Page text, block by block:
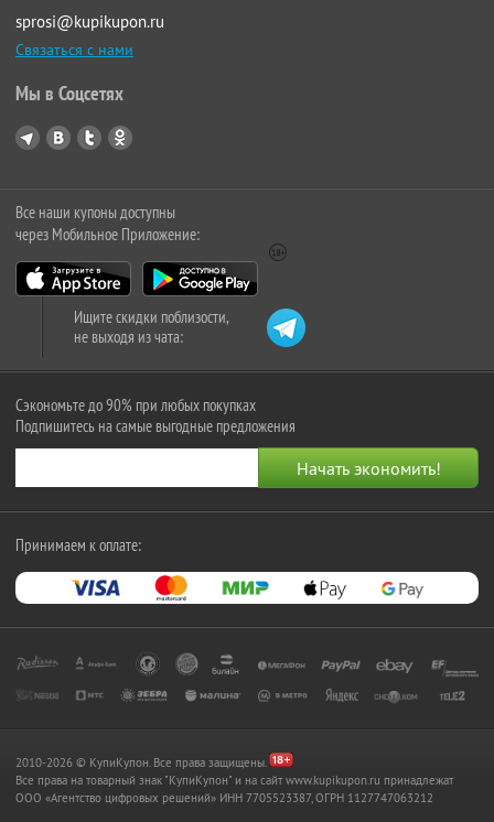
sprosi@kupikupon.ru
Связаться с нами
Мы в Соцсетях
Все наши купоны доступны
через Мобильное Приложение:
Ищите скидки поблизости,
не выходя из чата:
Сэкономьте до 90% при любых покупках
Подпишитесь на самые выгодные предложения
Принимаем к оплате:
2010-2026 © КупиКупон. Все права защищены.
Все права на товарный знак "КупиКупон" и на сайт www.kupikupon.ru принадлежат
OOO «Агентство цифровых решений» ИНН 7705523387, ОГРН 1127747063212